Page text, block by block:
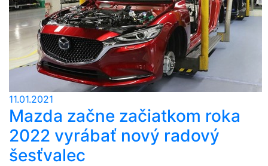
11.01.2021
Mazda začne začiatkom roka
2022 vyrábať nový radový
šesťvalec